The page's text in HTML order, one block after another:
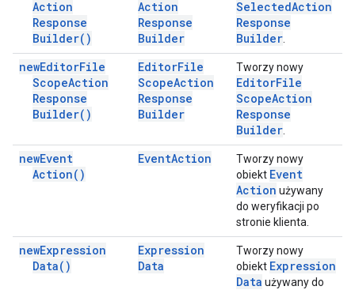
Action
Response
Builder( )
Action
Response
Builder
SelectedAction
Response
Builder
newEditorFile
ScopeAction
Response
Builder( )
EditorFile
ScopeAction
Response
Builder
Tworzy nowy
EditorFile
ScopeAction
Response
Builder
newEvent
Action( )
EventAction
Tworzy nowy
obiekt Event
Action używany
do weryfikacji po
stronie klienta.
newExpression
Data( )
Expression
Data
Tworzy nowy
obiekt Expression
Data używany do